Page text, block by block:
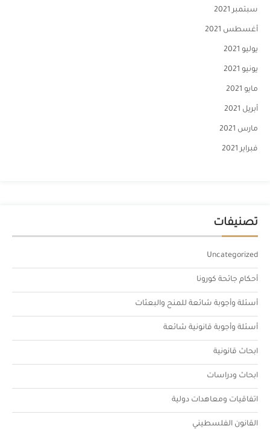
سبتمبر 2021
أغسطس 2021
يوليو 2021
يونيو 2021
مايو 2021
أبريل 2021
مارس 2021
فبراير 2021
تصنيفات
Uncategorized
أحكام جائحة كورونا
أسئلة وأجوبة شائعة للمنح والبعثات
أسئلة وأجوبة قانونية شائعة
ابحاث قانونية
ابحاث ودراسات
اتفاقيات ومعاهدات دولية
القانون الفلسطيني